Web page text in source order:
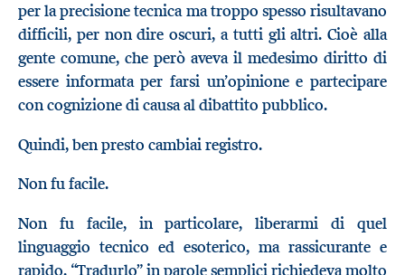
per la precisione tecnica ma troppo spesso risultavano
difficili, per non dire oscuri, a tutti gli altri. Cioè alla
gente comune, che però aveva il medesimo diritto di
essere informata per farsi un’opinione e partecipare
con cognizione di causa al dibattito pubblico.
Quindi, ben presto cambiai registro.
Non fu facile.
Non fu facile, in particolare, liberarmi di quel
linguaggio tecnico ed esoterico, ma rassicurante e
rapido. “Tradurlo” in parole semplici richiedeva molto